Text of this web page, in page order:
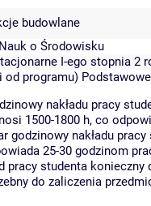
budowlane
o Środowisku
I-ego stopnia 2
od programu)
nakładu pracy
1500-1800 h, co
godzinowy nakładu
25-30 godzinom
pracy studenta
do zaliczenia